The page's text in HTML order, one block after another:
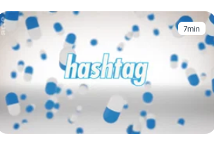
7min